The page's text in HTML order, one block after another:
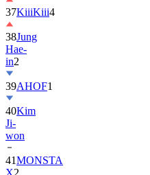
38Jung
Hae-
in2
39AHOF
40Kim
Ji-
won
41MONSTA
X
42LE